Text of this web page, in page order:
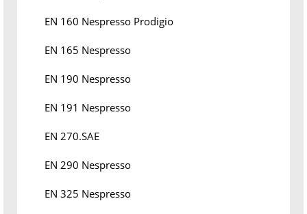
EN 160 Nespresso Prodigio
EN 165 Nespresso
EN 190 Nespresso
EN 191 Nespresso
EN 270.SAE
EN 290 Nespresso
EN 325 Nespresso